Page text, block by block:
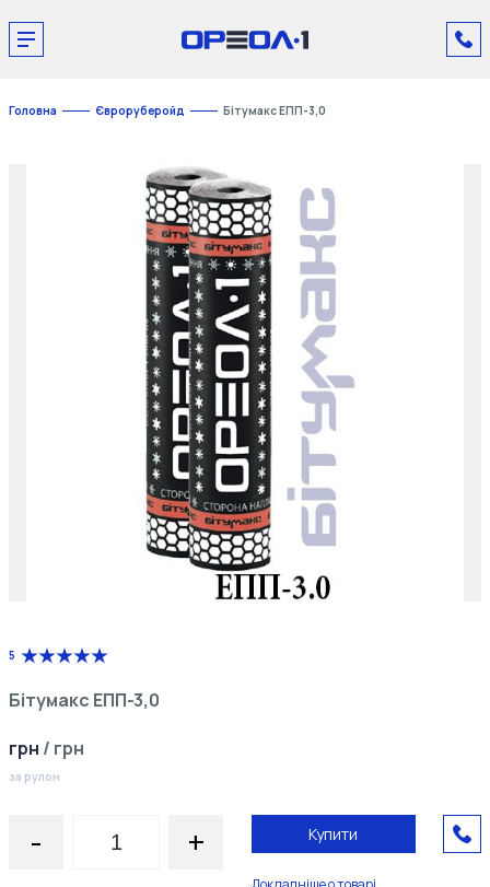
Головна Євроруберойд Бітумакс ЕПП-3,0
5
Бітумакс ЕПП-3,0
грн / грн
за рулон
- + Купити